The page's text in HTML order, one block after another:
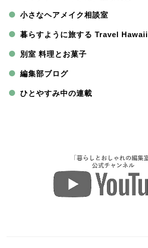
小さなヘアメイク相談室
暮らすように旅する Travel Hawaii
別室 料理とお菓子
編集部ブログ
ひとやすみ中の連載